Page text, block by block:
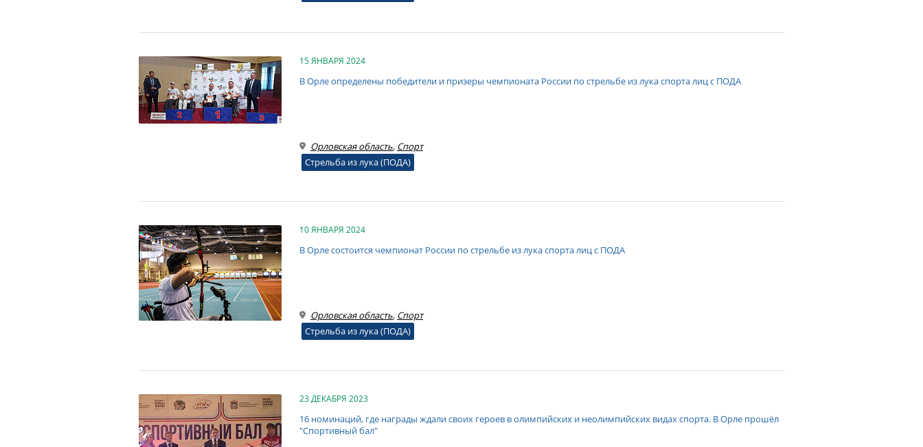
15 ЯНВАРЯ 2024
В Орле определены победители и призеры чемпионата России по стрельбе из лука спорта лиц с ПОДА
Орловская область, Спорт
Стрельба из лука (ПОДА)
10 ЯНВАРЯ 2024
В Орле состоится чемпионат России по стрельбе из лука спорта лиц с ПОДА
Орловская область, Спорт
Стрельба из лука (ПОДА)
23 ДЕКАБРЯ 2023
16 номинаций, где награды ждали своих героев в олимпийских и неолимпийских видах спорта. В Орле прошёл
"Спортивный бал"